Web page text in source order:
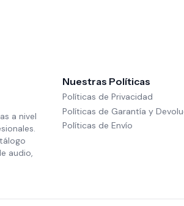
a nivel
audio,
Nuestras Políticas
Políticas de Privacidad
Políticas de Garantía y
Políticas de Envío